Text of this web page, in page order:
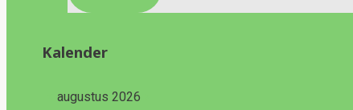
Kalender
augustus 2026